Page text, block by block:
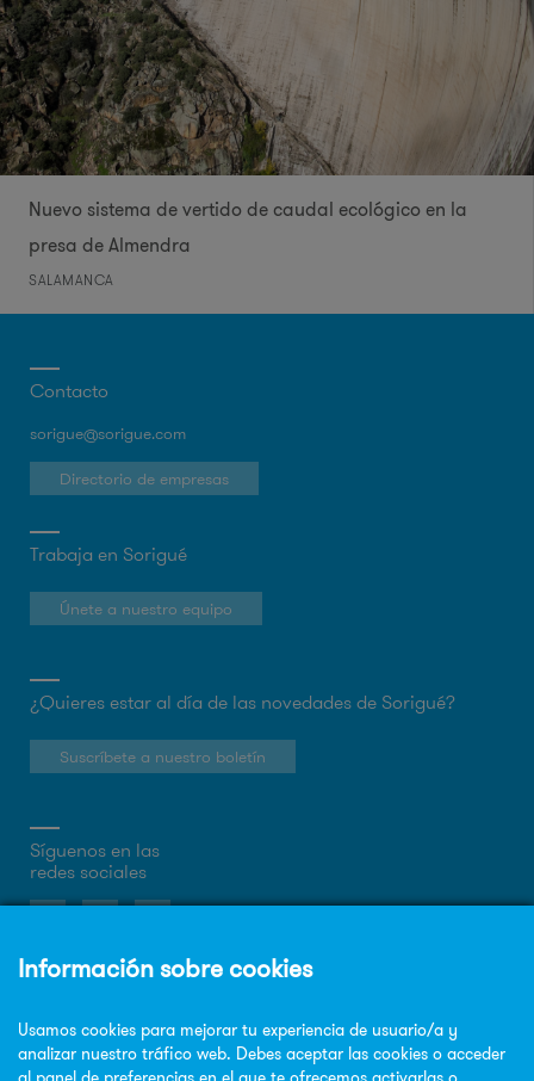
Nuevo sistema de vertido de caudal ecológico en la
presa de Almendra
SALAMANCA
Contacto
sorigue@sorigue.com
Directorio de empresas
Trabaja en Sorigué
Únete a nuestro equipo
¿Quieres estar al día de las novedades de Sorigué?
Suscríbete a nuestro boletín
Síguenos en las
redes sociales
Sobre la web
Política de privacidad